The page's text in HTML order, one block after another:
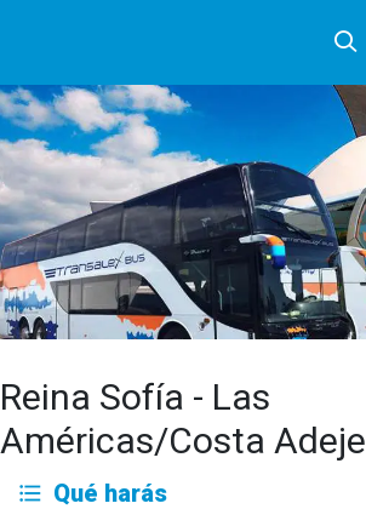
Reina Sofía - Las
Américas/Costa Adeje
Deutsch English
Qué harás